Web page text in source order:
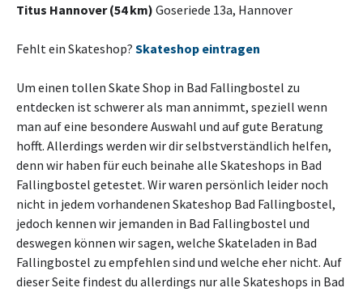
Titus Hannover (54 km) Goseriede 13a, Hannover
Fehlt ein Skateshop? Skateshop eintragen
Um einen tollen Skate Shop in Bad Fallingbostel zu
entdecken ist schwerer als man annimmt, speziell wenn
man auf eine besondere Auswahl und auf gute Beratung
hofft. Allerdings werden wir dir selbstverständlich helfen,
denn wir haben für euch beinahe alle Skateshops in Bad
Fallingbostel getestet. Wir waren persönlich leider noch
nicht in jedem vorhandenen Skateshop Bad Fallingbostel,
jedoch kennen wir jemanden in Bad Fallingbostel und
deswegen können wir sagen, welche Skateladen in Bad
Fallingbostel zu empfehlen sind und welche eher nicht. Auf
dieser Seite findest du allerdings nur alle Skateshops in Bad